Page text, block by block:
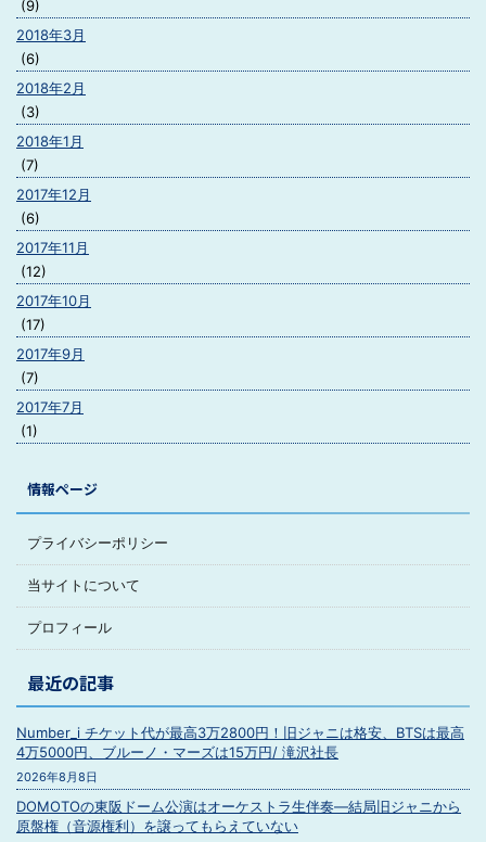
(9)
2018年3月
(6)
2018年2月
(3)
2018年1月
(7)
2017年12月
(6)
2017年11月
(12)
2017年10月
(17)
2017年9月
(7)
2017年7月
(1)
情報ページ
プライバシーポリシー
当サイトについて
プロフィール
最近の記事
Number_i チケット代が最高3万2800円！旧ジャニは格安、BTSは最高
4万5000円、ブルーノ・マーズは15万円/ 滝沢社長
2026年8月8日
DOMOTOの東阪ドーム公演はオーケストラ生伴奏―結局旧ジャニから
原盤権（音源権利）を譲ってもらえていない